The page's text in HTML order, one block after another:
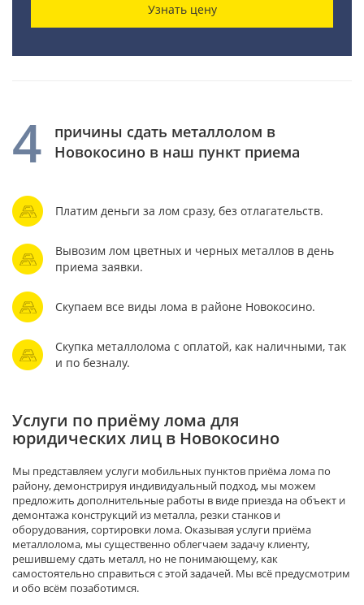
Узнать цену
4
причины сдать металлолом в
Новокосино в наш пункт приема
Платим деньги за лом сразу, без отлагательств.
Вывозим лом цветных и черных металлов в день
приема заявки.
Скупаем все виды лома в районе Новокосино.
Скупка металлолома с оплатой, как наличными, так
и по безналу.
Услуги по приёму лома для
юридических лиц в Новокосино
Мы представляем услуги мобильных пунктов приёма лома по
району, демонстрируя индивидуальный подход, мы можем
предложить дополнительные работы в виде приезда на объект и
демонтажа конструкций из металла, резки станков и
оборудования, сортировки лома. Оказывая услуги приёма
металлолома, мы существенно облегчаем задачу клиенту,
решившему сдать металл, но не понимающему, как
самостоятельно справиться с этой задачей. Мы всё предусмотрим
и обо всём позаботимся.